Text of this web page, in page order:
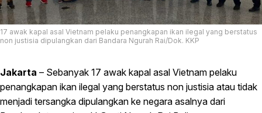
17 awak kapal asal Vietnam pelaku penangkapan ikan ilegal yang berstatus
non justisia dipulangkan dari Bandara Ngurah Rai/Dok. KKP
Jakarta – Sebanyak 17 awak kapal asal Vietnam pelaku
penangkapan ikan ilegal yang berstatus non justisia atau tidak
menjadi tersangka dipulangkan ke negara asalnya dari